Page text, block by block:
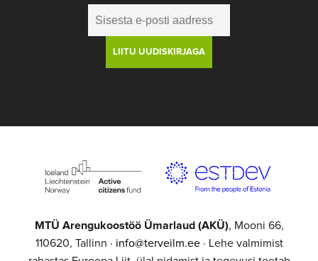
MTÜ Arengukoostöö Ümarlaud (AKÜ), Mooni 66,
110620, Tallinn · info@terveilm.ee· Lehe valmimist